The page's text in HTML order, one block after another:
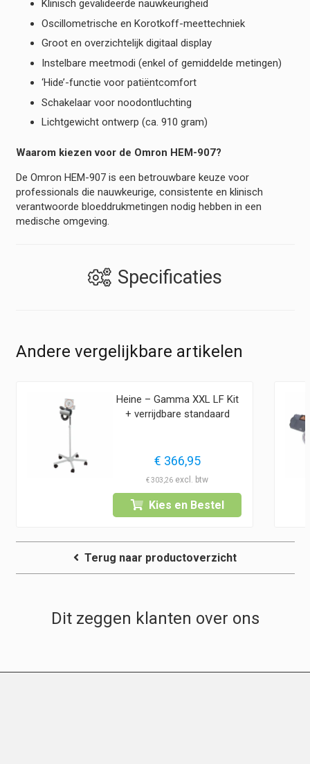
Klinisch gevalideerde nauwkeurigheid
Oscillometrische en Korotkoff-meettechniek
Groot en overzichtelijk digitaal display
Instelbare meetmodi (enkel of gemiddelde metingen)
‘Hide’-functie voor patiëntcomfort
Schakelaar voor noodontluchting
Lichtgewicht ontwerp (ca. 910 gram)
Waarom kiezen voor de Omron HEM-907?
De Omron HEM-907 is een betrouwbare keuze voor
professionals die nauwkeurige, consistente en klinisch
verantwoorde bloeddrukmetingen nodig hebben in een
medische omgeving.
Specificaties
Andere vergelijkbare artikelen
Heine – Gamma XXL LF Kit
+ verrijdbare standaard
€ 366,95
€303,26
Kies en Bestel
Terug naar productoverzicht
Dit zeggen klanten over ons